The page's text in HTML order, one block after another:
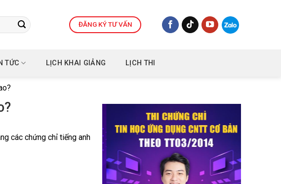
ĐĂNG KÝ TƯ VẤN
TỨC LỊCH KHAI GIẢNG LỊCH THI
các chứng chỉ tiếng anh